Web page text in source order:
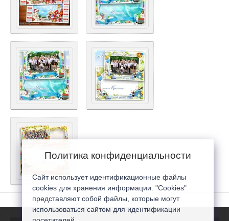
Политика конфиденциальности
Сайт использует идентификационные файлы
cookies для хранения информации. "Cookies"
представляют собой файлы, которые могут
использоваться сайтом для идентификации